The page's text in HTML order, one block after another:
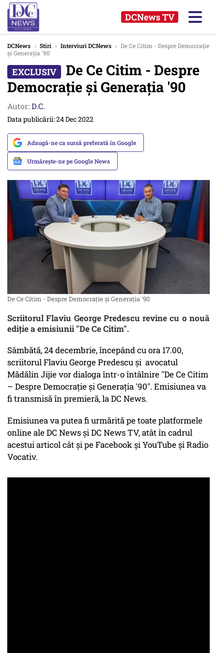
DCNews TV
DCNews › Stiri › Interviuri DCNews › De Ce Citim - Despre Democrație
și Generația '90
De Ce Citim - Despre
Democrație și Generația '90
Autor:D.C.
Data publicării: 24 Dec 2022
Adaugă-ne ca sursă preferată în Google
Urmărește-ne pe Google News
De Ce Citim - Despre Democrație și Generația '90
Scriitorul Flaviu George Predescu revine cu o nouă
ediție a emisiunii "De Ce Citim".
Sâmbătă, 24 decembrie, începând cu ora 17.00,
scriitorul Flaviu George Predescu și avocatul
Mădălin Jijie vor dialoga într-o întâlnire "De Ce Citim
– Despre Democrație și Generația '90". Emisiunea va
fi transmisă în premieră, la DC News.
Emisiunea va putea fi urmărită pe toate platformele
online ale DC News şi DC News TV, atât în cadrul
acestui articol cât şi pe Facebook şi YouTube și Radio
Vocativ.